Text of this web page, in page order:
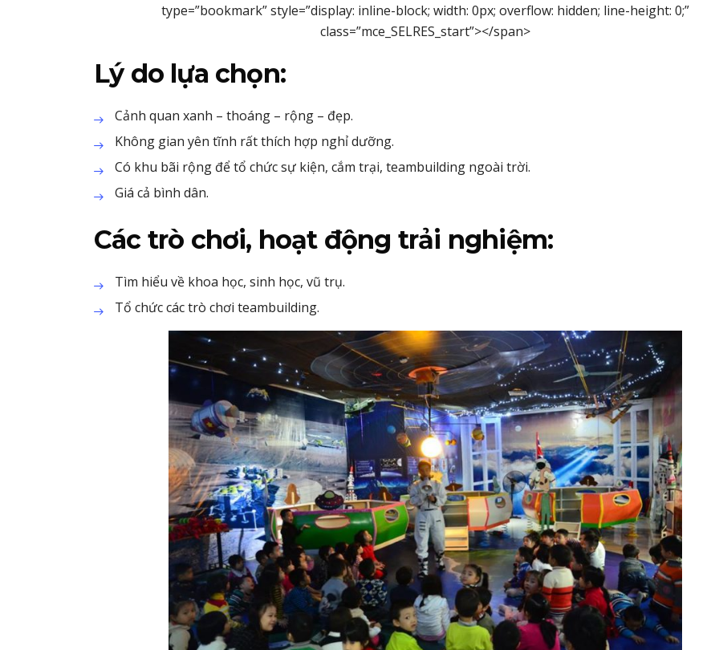
type=”bookmark” style=”display: inline-block; width: 0px; overflow: hidden; line-height: 0;”
class=”mce_SELRES_start”> </span>
Lý do lựa chọn:
Cảnh quan xanh – thoáng – rộng – đẹp.
Không gian yên tĩnh rất thích hợp nghỉ dưỡng.
Có khu bãi rộng để tổ chức sự kiện, cắm trại, teambuilding ngoài trời.
Giá cả bình dân.
Các trò chơi, hoạt động trải nghiệm:
Tìm hiểu về khoa học, sinh học, vũ trụ.
Tổ chức các trò chơi teambuilding.